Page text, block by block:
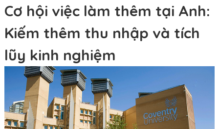
Cơ hội việc làm thêm tại Anh:
Kiếm thêm thu nhập và tích
lũy kinh nghiệm